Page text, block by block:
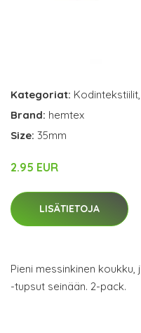
Kategoriat: Kodintekstiilit
Brand: hemtex
Size: 35mm
2.95 EUR
LISÄTIETOJA
Pieni messinkinen
-tupsut seinään. 2-pack.